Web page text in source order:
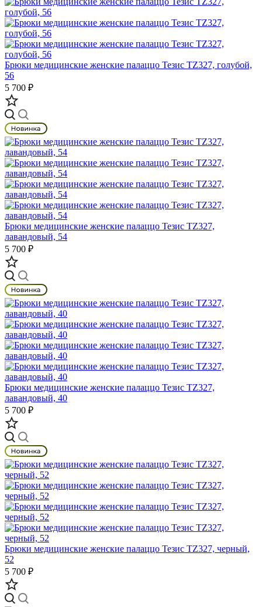
Брюки медицинские женские палаццо Тезис TZ327, голубой,
56
5 700 ₽
Брюки медицинские женские палаццо Тезис TZ327,
лавандовый, 54
5 700 ₽
Брюки медицинские женские палаццо Тезис TZ327,
лавандовый, 40
5 700 ₽
Брюки медицинские женские палаццо Тезис TZ327, черный,
52
5 700 ₽